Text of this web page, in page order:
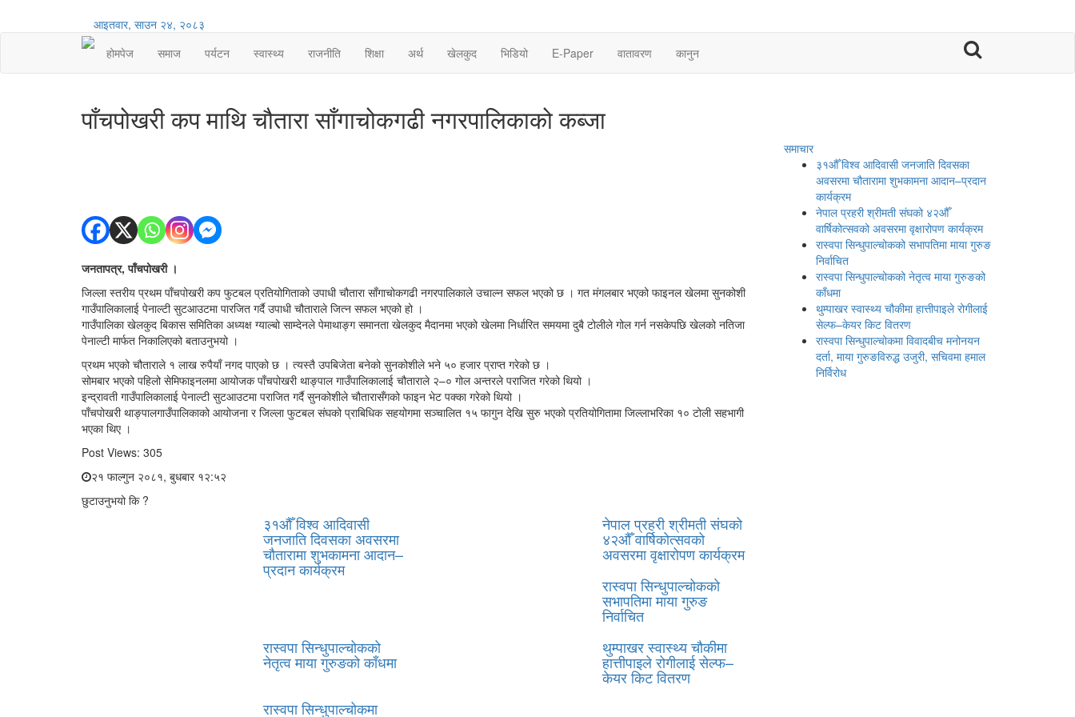
आइतवार, साउन २४, २०८३
होमपेज
समाज पर्यटन स्वास्थ्य राजनीति शिक्षा अर्थ खेलकुद भिडियो E-Paper वातावरण कानुन 
पाँचपोखरी कप माथि चौतारा साँगाचोकगढी नगरपालिकाको कब्जा
जनतापत्र, पाँचपोखरी ।
जिल्ला स्तरीय प्रथम पाँचपोखरी कप फुटबल प्रतियोगिताको उपाधी चौतारा साँगाचोकगढी नगरपालिकाले उचाल्न सफल भएको छ । गत मंगलबार भएको फाइनल खेलमा सुनकोशी
गाउँपालिकालाई पेनाल्टी सुटआउटमा पारजित गर्दै उपाधी चौताराले जित्न सफल भएको हो ।
गाउँपालिका खेलकुद बिकास समितिका अध्यक्ष ग्याल्बो साम्देनले पेमाथाङ्ग समानता खेलकुद मैदानमा भएको खेलमा निर्धारित समयमा दुबै टोलीले गोल गर्न नसकेपछि खेलको नतिजा
पेनाल्टी मार्फत निकालिएको बताउनुभयो ।
प्रथम भएको चौताराले १ लाख रुपैयाँ नगद पाएको छ । त्यस्तै उपबिजेता बनेको सुनकोशीले भने ५० हजार प्राप्त गरेको छ ।
सोमबार भएको पहिलो सेमिफाइनलमा आयोजक पाँचपोखरी थाङ्पाल गाउँपालिकालाई चौताराले २–० गोल अन्तरले पराजित गरेको थियो ।
इन्द्रावती गाउँपालिकालाई पेनाल्टी सुटआउटमा पराजित गर्दै सुनकोशीले चौतारासँगको फाइन भेट पक्का गरेको थियो ।
पाँचपोखरी थाङ्पालगाउँपालिकाको आयोजना र जिल्ला फुटबल संघको प्राबिधिक सहयोगमा सञ्चालित १५ फागुन देखि सुरु भएको प्रतियोगितामा जिल्लाभरिका १० टोली सहभागी
भएका थिए ।
Post Views: 305
२१ फाल्गुन २०८१, बुधबार १२:५२
छुटाउनुभयो कि ?
३१औँ विश्व आदिवासी
जनजाति दिवसका अवसरमा
चौतारामा शुभकामना आदान–
प्रदान कार्यक्रम
नेपाल प्रहरी श्रीमती संघको
४२औँ वार्षिकोत्सवको
अवसरमा वृक्षारोपण कार्यक्रम
रास्वपा सिन्धुपाल्चोकको
सभापतिमा माया गुरुङ
निर्वाचित
रास्वपा सिन्धुपाल्चोकको
नेतृत्व माया गुरुङको काँधमा
थुम्पाखर स्वास्थ्य चौकीमा
हात्तीपाइले रोगीलाई सेल्फ–
केयर किट वितरण
रास्वपा सिन्धुपाल्चोकमा
समाचार
३१औँ विश्व आदिवासी जनजाति दिवसका
अवसरमा चौतारामा शुभकामना आदान–प्रदान
कार्यक्रम
नेपाल प्रहरी श्रीमती संघको ४२औँ
वार्षिकोत्सवको अवसरमा वृक्षारोपण कार्यक्रम
रास्वपा सिन्धुपाल्चोकको सभापतिमा माया गुरुङ
निर्वाचित
रास्वपा सिन्धुपाल्चोकको नेतृत्व माया गुरुङको
काँधमा
थुम्पाखर स्वास्थ्य चौकीमा हात्तीपाइले रोगीलाई
सेल्फ–केयर किट वितरण
रास्वपा सिन्धुपाल्चोकमा विवादबीच मनोनयन
दर्ता, माया गुरुङविरुद्ध उजुरी, सचिवमा हमाल
निर्विरोध